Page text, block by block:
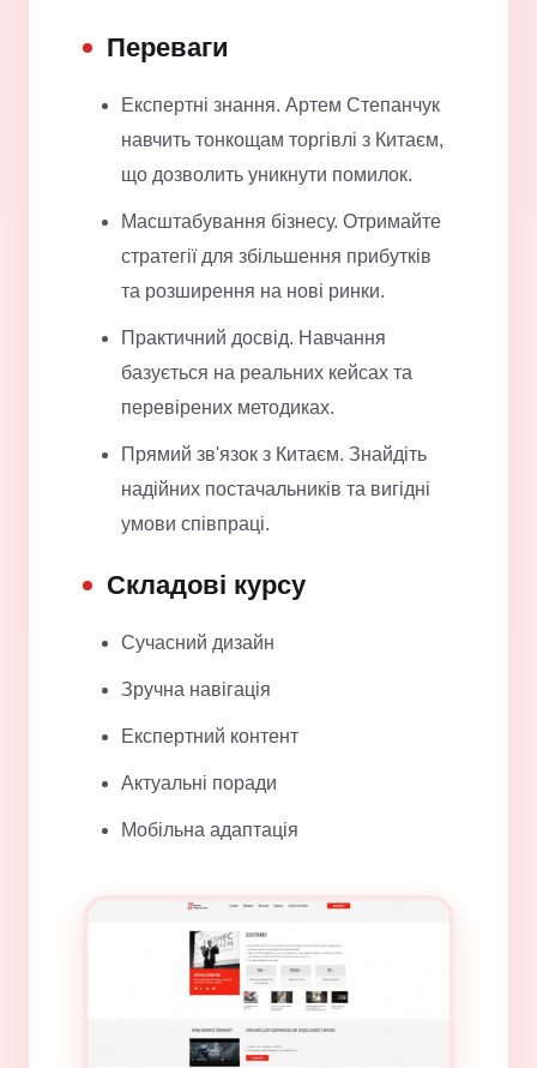
Переваги
Експертні знання. Артем Степанчук
навчить тонкощам торгівлі з Китаєм,
що дозволить уникнути помилок.
Масштабування бізнесу. Отримайте
стратегії для збільшення прибутків
та розширення на нові ринки.
Практичний досвід. Навчання
базується на реальних кейсах та
перевірених методиках.
Прямий зв'язок з Китаєм. Знайдіть
надійних постачальників та вигідні
умови співпраці.
Складові курсу
Сучасний дизайн
Зручна навігація
Експертний контент
Актуальні поради
Мобільна адаптація